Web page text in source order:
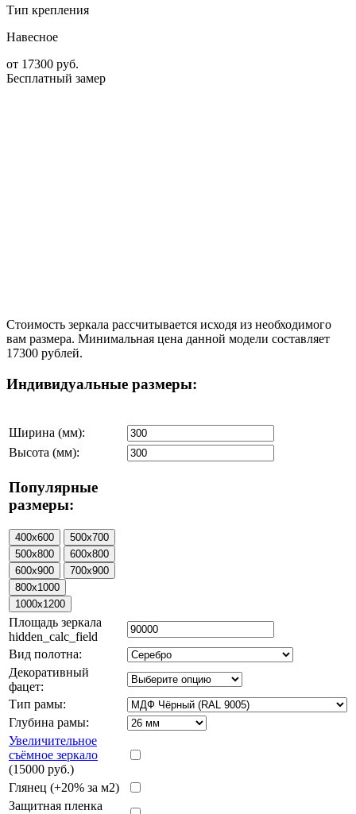
Тип крепления
Навесное
от 17300 руб.
Бесплатный замер
Стоимость зеркала рассчитывается исходя из необходимого
вам размера. Минимальная цена данной модели составляет
17300 рублей.
Индивидуальные размеры:
Ширина (мм):
Высота (мм):
Популярные
размеры:
Площадь зеркала
hidden_calc_field
Вид полотна:
Декоративный
фацет:
Тип рамы:
Глубина рамы:
Увеличительное
съёмное зеркало
(15000 руб.)
Глянец (+20% за м2)
Защитная пленка